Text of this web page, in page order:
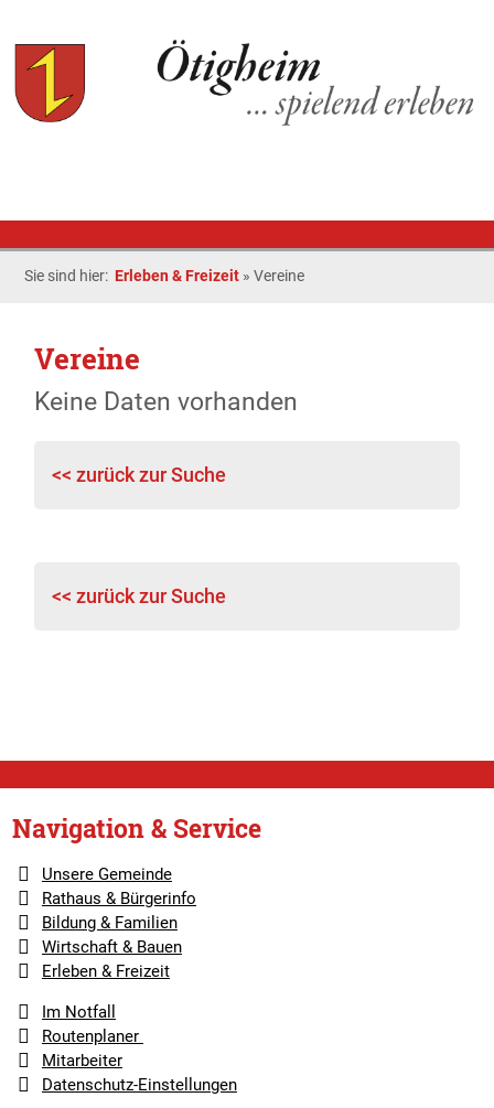
Sie sind hier: Erleben & Freizeit »Vereine
Vereine
Keine Daten vorhanden
<< zurück zur Suche
<< zurück zur Suche
Navigation & Service
Unsere Gemeinde
Rathaus & Bürgerinfo
Bildung & Familien
Wirtschaft & Bauen
Erleben & Freizeit
Im Notfall
Routenplaner
Mitarbeiter
Datenschutz-Einstellungen